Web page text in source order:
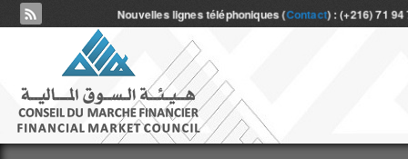
Nouvelles lignes téléphoniques (Contact) : (+216) 71